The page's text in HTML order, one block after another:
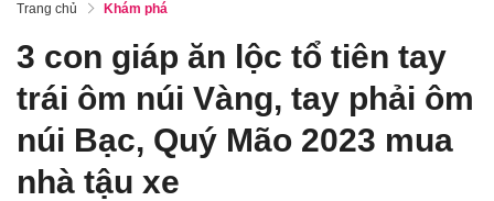
Trang chủ Khám phá
3 con giáp ăn lộc tổ tiên tay
trái ôm núi Vàng, tay phải ôm
núi Bạc, Quý Mão 2023 mua
nhà tậu xe